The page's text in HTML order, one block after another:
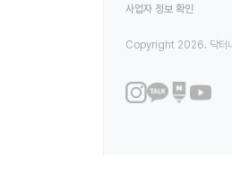
사업자 정보 확인
Copyright 2026. 닥터